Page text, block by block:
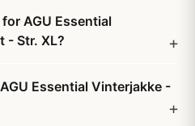
AGU Essential
- Str. XL?
Essential Vinterjakke -